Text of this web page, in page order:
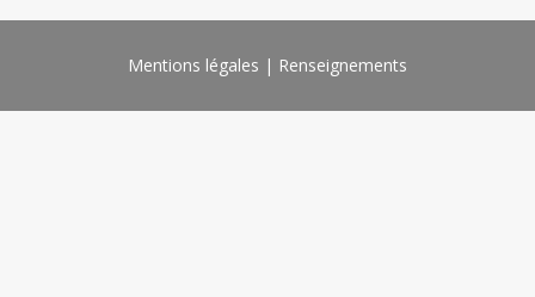
Mentions légales Renseignements